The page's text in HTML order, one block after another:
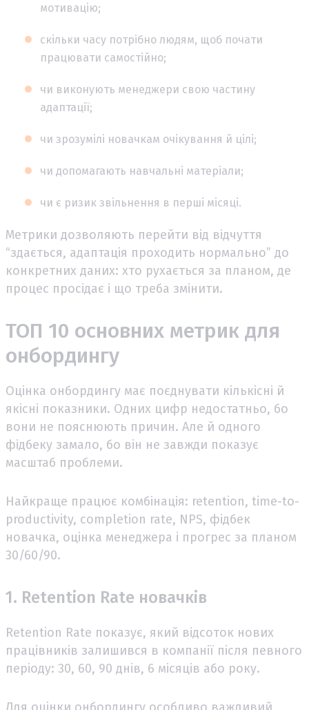
мотивацію;
скільки часу потрібно людям, щоб почати
працювати самостійно;
чи виконують менеджери свою частину
адаптації;
чи зрозумілі новачкам очікування й цілі;
чи допомагають навчальні матеріали;
чи є ризик звільнення в перші місяці.
Метрики дозволяють перейти від відчуття
“здається, адаптація проходить нормально” до
конкретних даних: хто рухається за планом, де
процес просідає і що треба змінити.
ТОП 10 основних метрик для
онбордингу
Оцінка онбордингу має поєднувати кількісні й
якісні показники. Одних цифр недостатньо, бо
вони не пояснюють причин. Але й одного
фідбеку замало, бо він не завжди показує
масштаб проблеми.
Найкраще працює комбінація: retention, time-to-
productivity, completion rate, NPS, фідбек
новачка, оцінка менеджера і прогрес за планом
30/60/90.
1. Retention Rate новачків
Retention Rate показує, який відсоток нових
працівників залишився в компанії після певного
періоду: 30, 60, 90 днів, 6 місяців або року.